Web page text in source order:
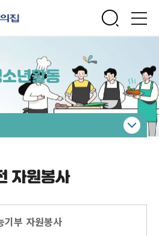
소년활동
자원봉사
기부 자원봉사